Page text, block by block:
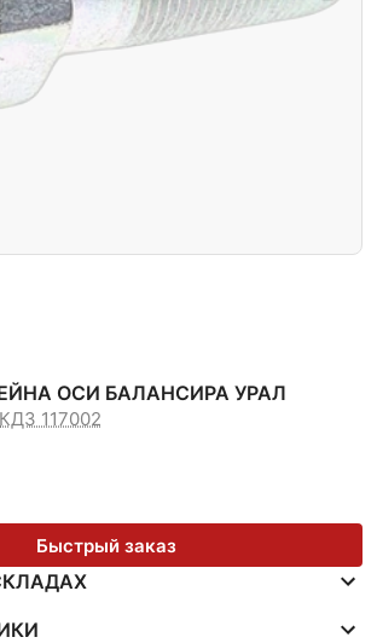
ОСИ БАЛАНСИРА УРАЛ
КДЗ 117002
Быстрый заказ